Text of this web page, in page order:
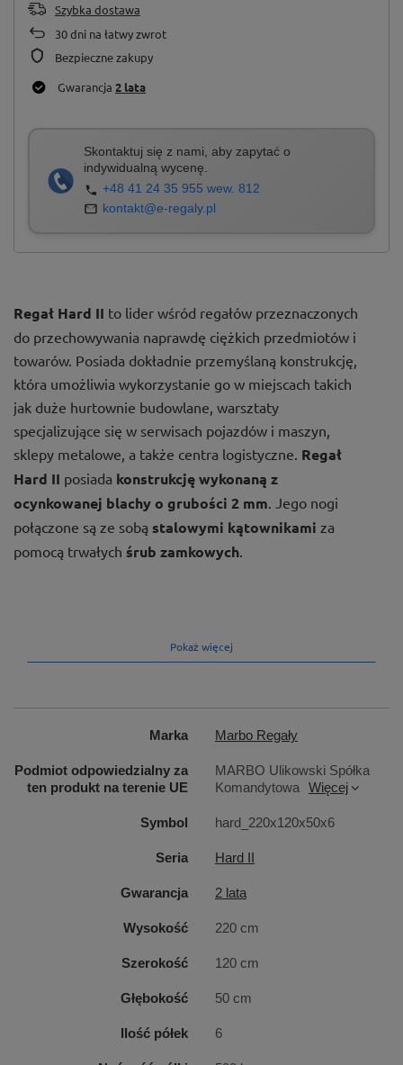
Szybka dostawa
30dni na łatwy zwrot
Bezpieczne zakupy
Gwarancja 2 lata
Skontaktuj się z nami, aby zapytać o
indywidualną wycenę.
+48 41 24 35 955 wew. 812
kontakt@e-regaly.pl
Regał Hard II to lider wśród regałów przeznaczonych
do przechowywania naprawdę ciężkich przedmiotów i
towarów. Posiada dokładnie przemyślaną konstrukcję,
która umożliwia wykorzystanie go w miejscach takich
jak duże hurtownie budowlane, warsztaty
specjalizujące się w serwisach pojazdów i maszyn,
sklepy metalowe, a także centra logistyczne. Regał
Hard II posiada konstrukcję wykonaną z
ocynkowanej blachy o grubości 2 mm . Jego nogi
połączone są ze sobą stalowymi kątownikami za
pomocą trwałych śrub zamkowych
Ten właśnie śrubowy system mocowania wykorzystany
został także w konstrukcji półek. Półki z kolei
Pokaż więcej
Marka Marbo Regały
Podmiot odpowiedzialny za
ten produkt na terenie UE
MARBO Ulikowski Spółka
Komandytowa
Więcej
Symbol hard_220x120x50x6
Seria Hard II
Gwarancja 2 lata
Wysokość 220 cm
Szerokość 120 cm
Głębokość 50 cm
Ilość półek 6